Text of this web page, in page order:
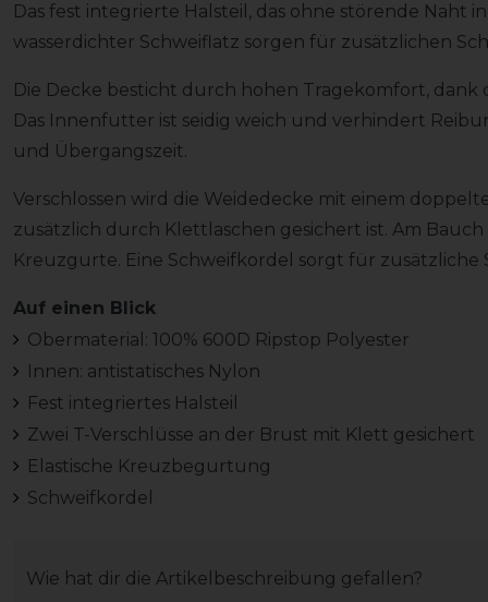
Das fest integrierte Halsteil, das ohne störende Naht
wasserdichter Schweiflatz sorgen für zusätzlichen
Die Decke besticht durch hohen Tragekomfort,
Das Innenfutter ist seidig weich und verhindert
und Übergangszeit.
Verschlossen wird die Weidedecke mit einem
zusätzlich durch Klettlaschen gesichert ist. Am
Kreuzgurte. Eine Schweifkordel sorgt für zusätzliche
Auf einen Blick
Obermaterial: 100% 600D Ripstop Polyester
Innen: antistatisches Nylon
Fest integriertes Halsteil
Zwei T-Verschlüsse an der Brust mit Klett gesichert
Elastische Kreuzbegurtung
Schweifkordel
Wie hat dir die Artikelbeschreibung gefallen?